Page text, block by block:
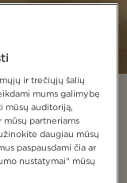
ragauti
ir trečiųjų šalių
mums galimybę
mūsų auditoriją,
partneriams
daugiau mūsų
paspausdami čia ar
nustatymai" mūsų